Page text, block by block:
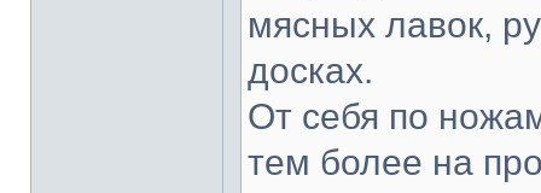
мясных лавок,
досках.
От себя по
тем более на